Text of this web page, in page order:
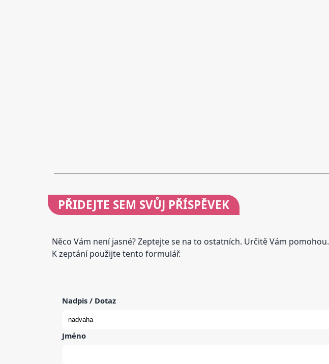
PŘIDEJTE SEM SVŮJ PŘÍSPĚVEK
Něco Vám není jasné? Zeptejte se na to ostatních. Určitě Vám pomohou.
K zeptání použijte tento formulář.
Nadpis / Dotaz
Jméno